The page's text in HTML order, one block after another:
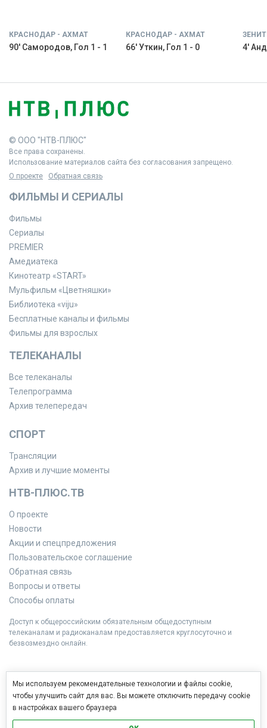
КРАСНОДАР - АХМАТ
90' Самородов, Гол 1 - 1
КРАСНОДАР - АХМАТ
66' Уткин, Гол 1 - 0 4'
© ООО "НТВ-ПЛЮС"
Все права сохранены.
Использование материалов сайта без согласования запрещено.
О проекте
Обратная связь
ФИЛЬМЫ И СЕРИАЛЫ
Фильмы
Сериалы
PREMIER
Амедиатека
Кинотеатр «START»
Мульфильм «Цветняшки»
Библиотека «viju»
Бесплатные каналы и фильмы
Фильмы для взрослых
ТЕЛЕКАНАЛЫ
Все телеканалы
Телепрограмма
Архив телепередач
СПОРТ
Трансляции
Архив и лучшие моменты
НТВ-ПЛЮС.ТВ
О проекте
Новости
Акции и спецпредложения
Пользовательское соглашение
Обратная связь
Вопросы и ответы
Способы оплаты
Доступ к общероссийским обязательным общедоступным
телеканалам и радиоканалам предоставляется круглосуточно и
безвозмездно онлайн.
Мы используем рекомендательные технологии и файлы cookie,
чтобы улучшить сайт для вас. Вы можете отключить передачу cookie
в настройках вашего браузера